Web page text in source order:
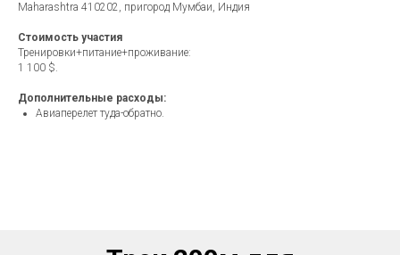
Maharashtra 410202, пригород Мумбаи, Индия
Стоимость участия
Тренировки+питание+проживание:
1 100 $.
Дополнительные расходы:
Авиаперелет туда-обратно.